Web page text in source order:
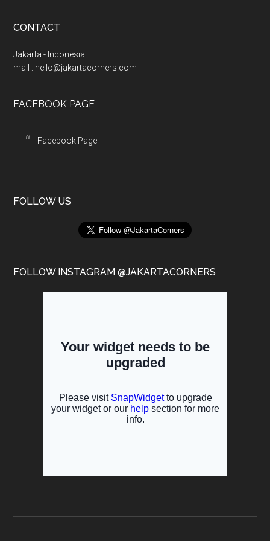
d
e
CONTACT
Jakarta - Indonesia
mail : hello@jakartacorners.com
FACEBOOK PAGE
Facebook Page
FOLLOW US
FOLLOW INSTAGRAM @JAKARTACORNERS